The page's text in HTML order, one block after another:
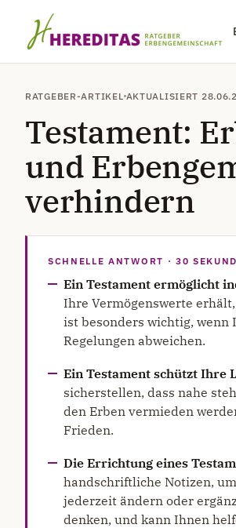
RATGEBER-ARTIKEL AKTUALISIERT
Testament:
und
verhindern
SCHNELLE ANTWORT · 30
Ein Testament ermöglicht
Ihre Vermögenswerte
ist besonders wichtig, wenn
Regelungen abweichen.
Ein Testament schützt Ihre
sicherstellen, dass nahe
den Erben vermieden
Frieden.
Die Errichtung eines
handschriftliche Notizen,
jederzeit ändern oder
denken, und kann Ihnen